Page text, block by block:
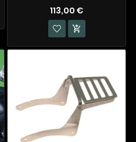
113,00 €
